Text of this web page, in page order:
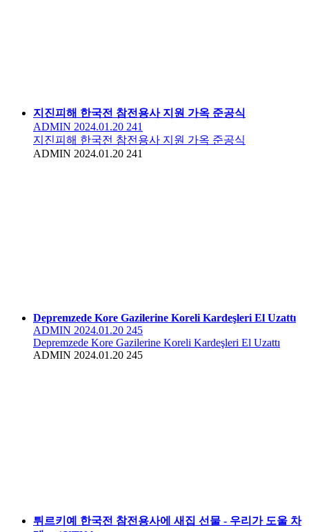
지진피해 한국전 참전용사 지원 가옥 준공식
ADMIN 2024.01.20 241
지진피해 한국전 참전용사 지원 가옥 준공식
ADMIN 2024.01.20 241
Depremzede Kore Gazilerine Koreli Kardeşleri El Uzattı
ADMIN 2024.01.20 245
Depremzede Kore Gazilerine Koreli Kardeşleri El Uzattı
ADMIN 2024.01.20 245
튀르키예 한국전 참전용사에 새집 선물 - 우리가 도울 차